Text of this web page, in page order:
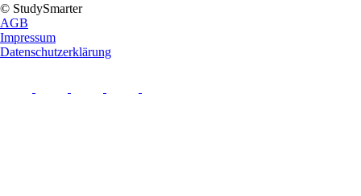
© StudySmarter
AGB
Impressum
Datenschutzerklärung